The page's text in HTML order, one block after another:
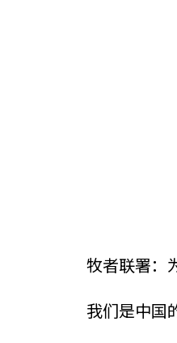
牧者联署：
我们是中国